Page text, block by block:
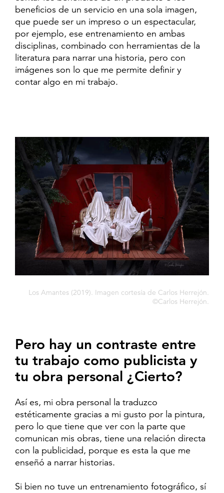
beneficios de un servicio en una sola imagen,
que puede ser un impreso o un espectacular,
por ejemplo, ese entrenamiento en ambas
disciplinas, combinado con herramientas de la
literatura para narrar una historia, pero con
imágenes son lo que me permite definir y
contar algo en mi trabajo.
Los Amantes (2019). Imagen cortesía de Carlos Herrejón.
©Carlos Herrejón.
Pero hay un contraste entre
tu trabajo como publicista y
tu obra personal ¿Cierto?
Así es, mi obra personal la traduzco
estéticamente gracias a mi gusto por la pintura,
pero lo que tiene que ver con la parte que
comunican mis obras, tiene una relación directa
con la publicidad, porque es esta la que me
enseñó a narrar historias.
Si bien no tuve un entrenamiento fotográfico, sí